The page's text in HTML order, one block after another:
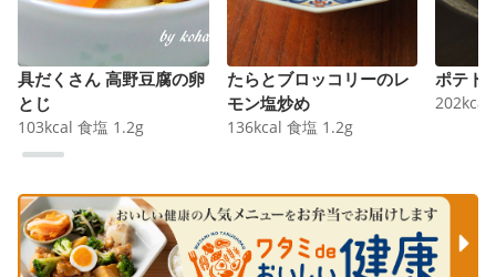
具だくさん 高野豆腐の卵
とじ
103kcal 食塩 1.2g
たらとブロッコリーのレ
モン塩炒め
136kcal 食塩 1.2g
ポテト
202kcal